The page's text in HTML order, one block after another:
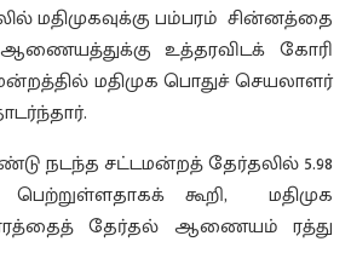
மதிமுகவுக்கு பம்பரம் சின்னத்தை
உத்தரவிடக் கோரி
மதிமுக பொதுச் செயலாளர்
நடந்த சட்டமன்றத் தேர்தலில் 5.98
கூறி, மதிமுக
தேர்தல் ஆணையம் ரத்து